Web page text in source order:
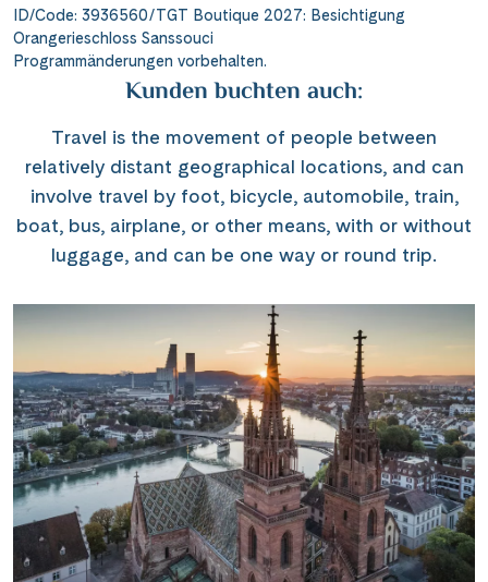
ID/Code: 3936560/TGT Boutique 2027: Besichtigung
Orangerieschloss Sanssouci
Programmänderungen vorbehalten.
Kunden buchten auch:
Travel is the movement of people between
relatively distant geographical locations, and can
involve travel by foot, bicycle, automobile, train,
boat, bus, airplane, or other means, with or without
luggage, and can be one way or round trip.